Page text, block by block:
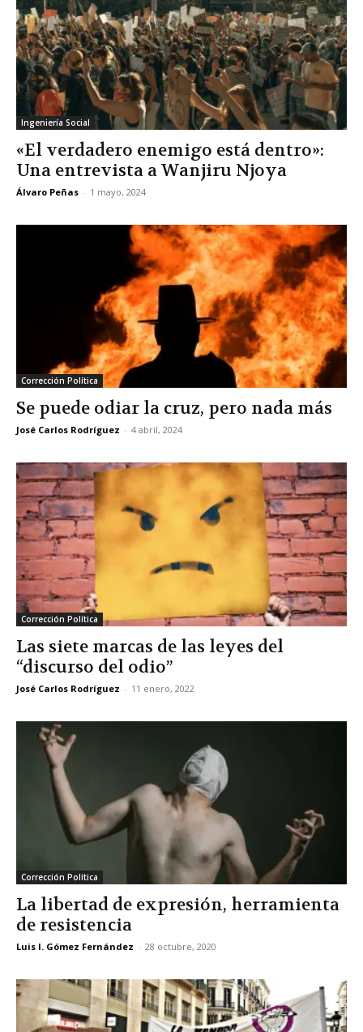
Ingeniería Social
«El verdadero enemigo está dentro»:
Una entrevista a Wanjiru Njoya
Álvaro Peñas - 1 mayo, 2024
Corrección Política
Se puede odiar la cruz, pero nada más
José Carlos Rodríguez - 4 abril, 2024
Corrección Política
Las siete marcas de las leyes del
“discurso del odio”
José Carlos Rodríguez - 11 enero, 2022
Corrección Política
La libertad de expresión, herramienta
de resistencia
Luis I. Gómez Fernández - 28 octubre, 2020